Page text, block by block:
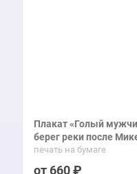
Плакат «Голый
берег реки после
печать на бумаге
660